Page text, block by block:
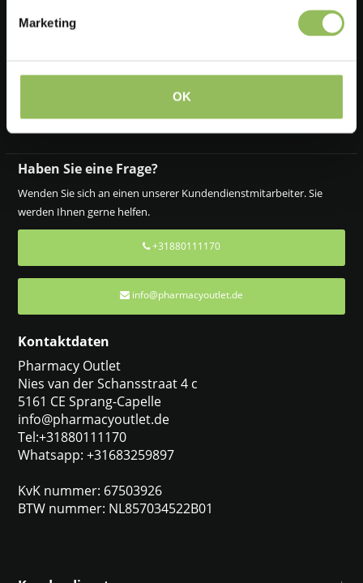
Marketing
OK
Lassen Sie uns in Kontakt bleiben!
Haben Sie eine Frage?
Wenden Sie sich an einen unserer Kundendienstmitarbeiter. Sie
werden Ihnen gerne helfen.
+31880111170
info@pharmacyoutlet.de
Kontaktdaten
Pharmacy Outlet
Nies van der Schansstraat 4 c
5161 CE Sprang-Capelle
info@pharmacyoutlet.de
Tel:+31880111170
Whatsapp: +31683259897
KvK nummer: 67503926
BTW nummer: NL857034522B01